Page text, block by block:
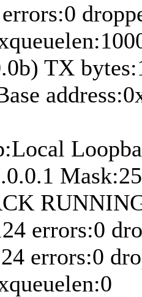
TX
errors:0
errors:0